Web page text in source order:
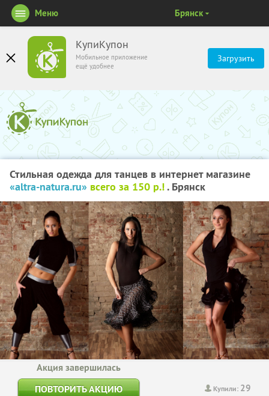
КупиКупон
Мобильное приложение
ещё удобнее
Загрузить
Меню Брянск
Стильная одежда для танцев в интернет магазине
«altra-natura.ru» всего за 150 р.!. Брянск
Купили: 29
Акция завершилась
ПОВТОРИТЬ АКЦИЮ